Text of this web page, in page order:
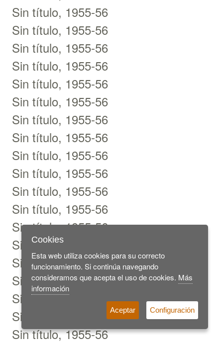
Sin título, 1955-56
Sin título, 1955-56
Sin título, 1955-56
Sin título, 1955-56
Sin título, 1955-56
Sin título, 1955-56
Sin título, 1955-56
Sin título, 1955-56
Sin título, 1955-56
Sin título, 1955-56
Sin título, 1955-56
Sin título, 1955-56
Sin título, 1955-56
Sin título, 1955-56
Sin título, 1955-56
Sin título, 1955-56
Sin título, 1955-56
Sin título, 1955-56
Sin título, 1955-56
Cookies
Esta web utiliza cookies para su correcto
funcionamiento. Si continúa navegando
consideramos que acepta el uso de cookies. Más
información
Aceptar Configuración